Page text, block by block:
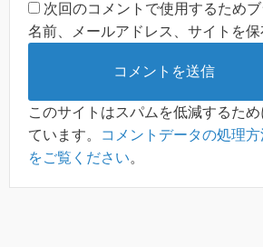
次回のコメントで使用するため
名前、メールアドレス、サイトを保
このサイトはスパムを低減するた
ています。
コメントデータの処理
をご覧ください。